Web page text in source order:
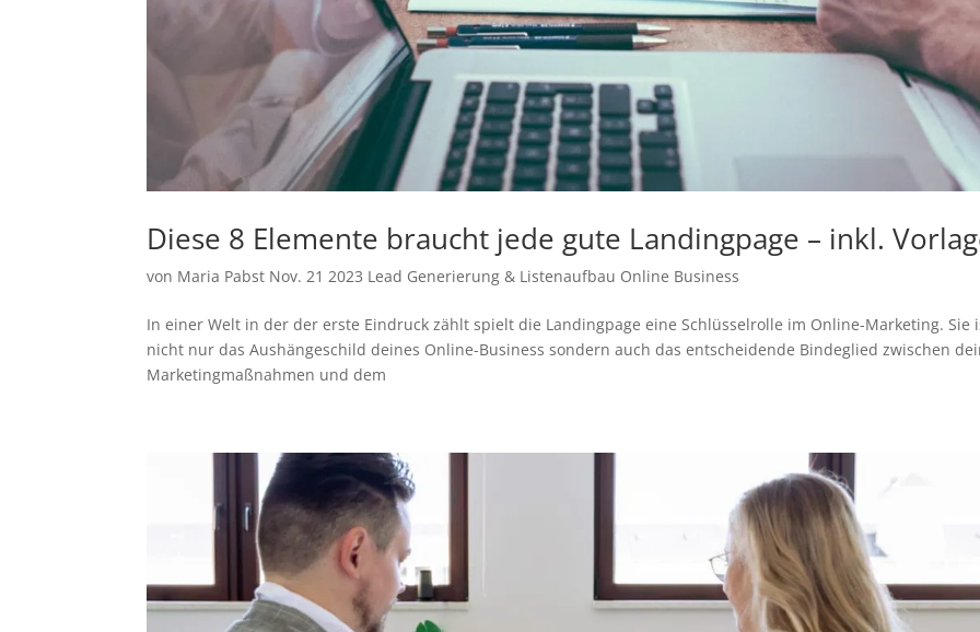
Diese 8 Elemente braucht jede gute Landingpage – inkl.
von Maria Pabst Nov. 21 2023 Lead Generierung & Listenaufbau Online Business
In einer Welt in der der erste Eindruck zählt spielt die Landingpage eine Schlüsselrolle im Online-Marketing. Sie
nicht nur das Aushängeschild deines Online-Business sondern auch das entscheidende Bindeglied zwischen
Marketingmaßnahmen und dem